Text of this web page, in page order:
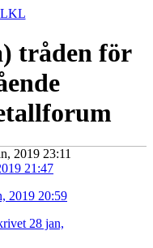
tråden för
2019 23:11
21:47
2019 20:59
28 jan,